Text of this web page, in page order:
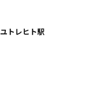
ユトレヒト駅